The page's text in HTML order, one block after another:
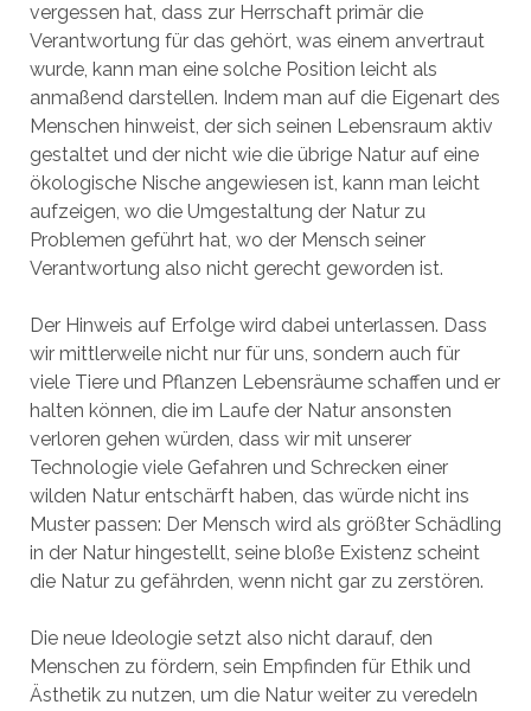
vergessen hat, dass zur Herrschaft primär die
Verantwortung für das gehört, was einem anvertraut
wurde, kann man eine solche Position leicht als
anmaßend darstellen. Indem man auf die Eigenart des
Menschen hinweist, der sich seinen Lebensraum aktiv
gestaltet und der nicht wie die übrige Natur auf eine
ökologische Nische angewiesen ist, kann man leicht
aufzeigen, wo die Umgestaltung der Natur zu
Problemen geführt hat, wo der Mensch seiner
Verantwortung also nicht gerecht geworden ist.
Der Hinweis auf Erfolge wird dabei unterlassen. Dass
wir mittlerweile nicht nur für uns, sondern auch für
viele Tiere und Pflanzen Lebensräume schaffen und er
halten können, die im Laufe der Natur ansonsten
verloren gehen würden, dass wir mit unserer
Technologie viele Gefahren und Schrecken einer
wilden Natur entschärft haben, das würde nicht ins
Muster passen: Der Mensch wird als größter Schädling
in der Natur hingestellt, seine bloße Existenz scheint
die Natur zu gefährden, wenn nicht gar zu zerstören.
Die neue Ideologie setzt also nicht darauf, den
Menschen zu fördern, sein Empfinden für Ethik und
Ästhetik zu nutzen, um die Natur weiter zu veredeln